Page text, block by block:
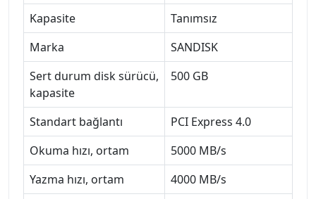
Kapasite
Tanımsız
Marka
SANDISK
Sert durum disk sürücü,
kapasite
500 GB
Standart bağlantı
PCI Express 4.0
Okuma hızı, ortam
5000 MB/s
Yazma hızı, ortam
4000 MB/s